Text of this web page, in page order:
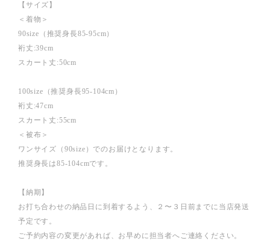
【サイズ】
＜着物＞
90size（推奨身長85-95cm）
裄丈:39cm
スカート丈:50cm
100size（推奨身長95-104cm）
裄丈:47cm
スカート丈:55cm
＜被布＞
ワンサイズ（90size）でのお届けとなります。
推奨身長は85-104cmです。
【納期】
お打ち合わせの納品日に到着するよう、２〜３日前までに当店発送
予定です。
ご予約内容の変更があれば、お早めに担当者へご連絡ください。